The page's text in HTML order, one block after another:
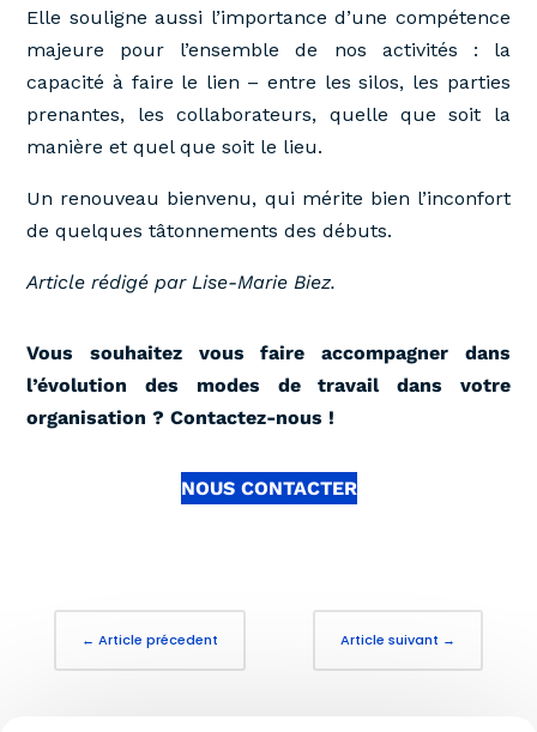
Elle souligne aussi l’importance d’une compétence
majeure pour l’ensemble de nos activités : la
capacité à faire le lien – entre les silos, les parties
prenantes, les collaborateurs, quelle que soit la
manière et quel que soit le lieu.
Un renouveau bienvenu, qui mérite bien l’inconfort
de quelques tâtonnements des débuts.
Article rédigé par Lise-Marie Biez.
Vous souhaitez vous faire accompagner dans
l’évolution des modes de travail dans votre
organisation ? Contactez-nous !
NOUS CONTACTER
← Article précedent Article suivant →